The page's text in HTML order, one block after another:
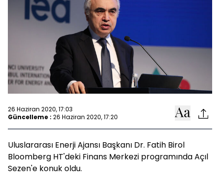
26 Haziran 2020, 17:03
Güncelleme : 26 Haziran 2020, 17:20
Uluslararası Enerji Ajansı Başkanı Dr. Fatih Birol
Bloomberg HT'deki Finans Merkezi programında Açıl
Sezen'e konuk oldu.